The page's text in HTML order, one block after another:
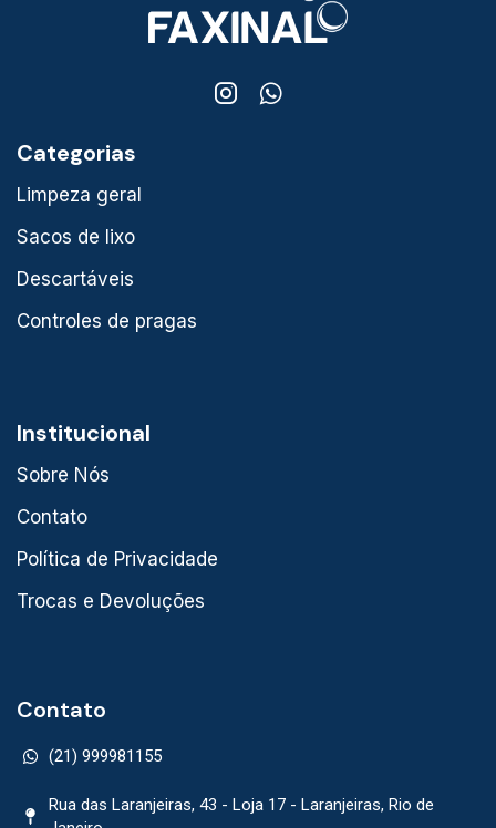
Categorias
Limpeza geral
Sacos de lixo
Descartáveis
Controles de pragas
Institucional
Sobre Nós
Contato
Política de Privacidade
Trocas e Devoluções
Contato
(21) 999981155
Rua das Laranjeiras, 43 - Loja 17 - Laranjeiras, Rio de